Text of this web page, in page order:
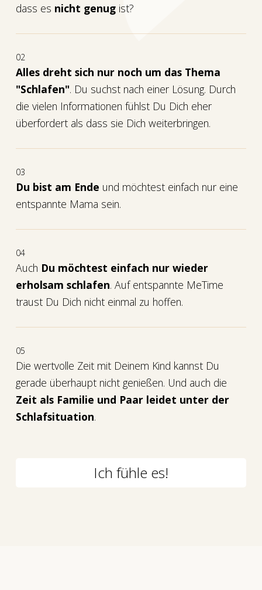
dass es nicht genugist?
02
Alles dreht sich nur noch um das Thema
"Schlafen". Du suchst nach einer Lösung. Durch
die vielen Informationen fühlst Du Dich eher
überfordert als dass sie Dich weiterbringen.
03
Du bist am Ende und möchtest einfach nur eine
entspannte Mama sein.
04
Auch Du möchtest einfach nur wieder
erholsam schlafen. Auf entspannte MeTime
traust Du Dich nicht einmal zu hoffen.
05
Die wertvolle Zeit mit Deinem Kind kannst Du
gerade überhaupt nicht genießen. Und auch die
Zeit als Familie und Paar leidet unter der
Schlafsituation.
Ich fühle es!